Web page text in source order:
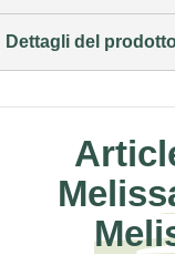
Dettagli del